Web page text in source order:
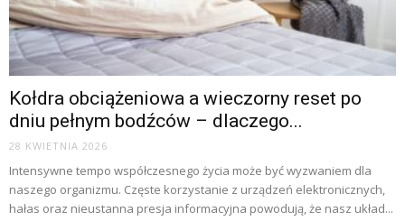
Kołdra obciążeniowa a wieczorny reset po
dniu pełnym bodźców – dlaczego...
28 KWIETNIA 2026
Intensywne tempo współczesnego życia może być wyzwaniem dla
naszego organizmu. Częste korzystanie z urządzeń elektronicznych,
hałas oraz nieustanna presja informacyjna powodują, że nasz układ...